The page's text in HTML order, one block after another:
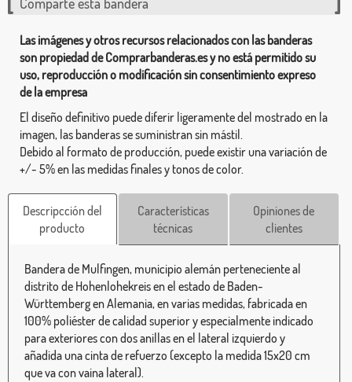
Las imágenes y otros recursos relacionados con las banderas
son propiedad de Comprarbanderas.es y no está permitido su
uso, reproducción o modificación sin consentimiento expreso
de la empresa
El diseño definitivo puede diferir ligeramente del mostrado en la
imagen, las banderas se suministran sin mástil.
Debido al formato de producción, puede existir una variación de
+/- 5% en las medidas finales y tonos de color.
Descripcción del
producto
Características
técnicas
Opiniones de
clientes
Bandera de Mulfingen, municipio alemán perteneciente al
distrito de Hohenlohekreis en el estado de Baden-
Württemberg en Alemania, en varias medidas, fabricada en
100% poliéster de calidad superior y especialmente indicado
para exteriores con dos anillas en el lateral izquierdo y
añadida una cinta de refuerzo (excepto la medida 15x20 cm
que va con vaina lateral).